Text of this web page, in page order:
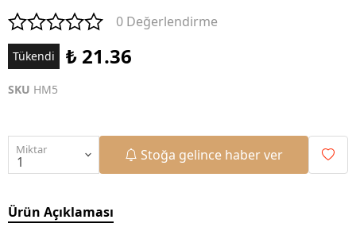
0 Değerlendirme
Tükendi ₺ 21.36
SKU HM5
Miktar Stoğa gelince haber ver
Ürün Açıklaması